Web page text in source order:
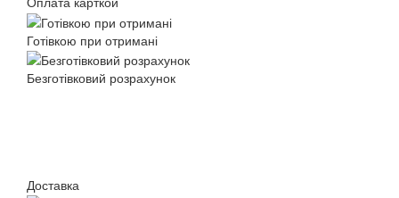
Готівкою при отримані
Безготівковий розрахунок
Доставка